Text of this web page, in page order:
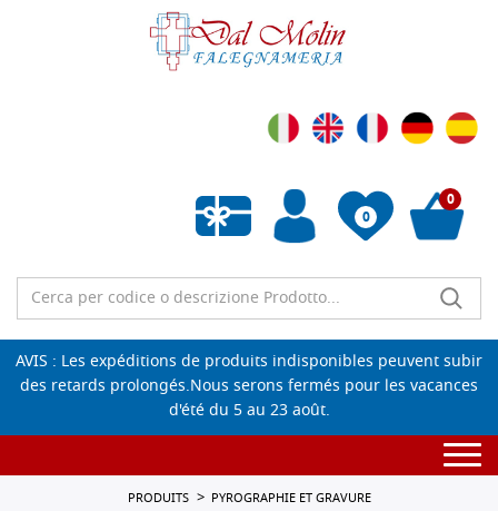
0
Liste de souhaits vide
0
AVIS : Les expéditions de produits indisponibles peuvent subir
des retards prolongés.Nous serons fermés pour les vacances
d'été du 5 au 23 août.
PRODUITS
PYROGRAPHIE ET GRAVURE